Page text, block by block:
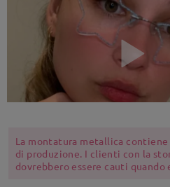
La montatura metallica contiene
di produzione. I clienti con la
dovrebbero essere cauti